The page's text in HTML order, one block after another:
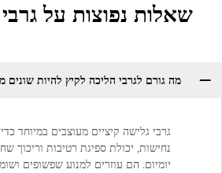
שאלות נפוצות על
מה גורם לגרבי הליכה לקיץ להיות שונים
גרבי גלישה קיציים מעוצבים במיוחד
נחישות, יכולת ספיגת רטיבות וריכוך
יומיום. הם עוזרים למנוע שפשופים